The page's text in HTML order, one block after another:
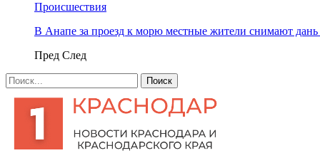
Происшествия
В Анапе за проезд к морю местные жители снимают
Пред След